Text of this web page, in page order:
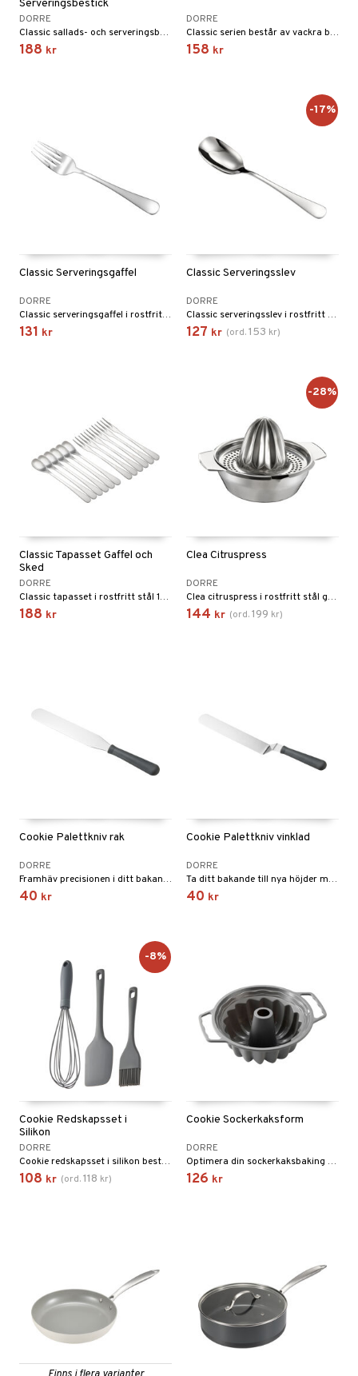
Serveringsbestick
DORRE
Classic sallads- och serveringsbestick i rostfritt stål ger en stabil och elegant känsla vid servering.
188 kr
DORRE
Classic serien består av vackra bestick med klassisk utformning och har allt för din bordsdukning.
158 kr
Classic Serveringsgaffel
DORRE
Classic serveringsgaffel i rostfritt stål 18/10 är framtagen för ren, balanserad servering.
131 kr
Classic Serveringsslev
DORRE
Classic serveringsslev i rostfritt stål 18/10 kombinerar hållbarhet med ren, modern form.
127 kr (ord.153 kr)
-17%
Classic Tapasset Gaffel och
Sked
DORRE
Classic tapasset i rostfritt stål 18/10 ger eleganta smågafflar och skedar på 12 cm för tapas, dessert och provsmakningar.
188 kr
Clea Citruspress
DORRE
Clea citruspress i rostfritt stål ger effektiv juiceutvinning från citron, lime och apelsin.
144 kr (ord.199 kr)
-28%
Cookie Palettkniv rak
DORRE
Framhäv precisionen i ditt bakande med vår palettkniv. Idealisk för smidig glasyr och skärning.
40 kr
Cookie Palettkniv vinklad
DORRE
Ta ditt bakande till nya höjder med vår vinklade palettkniv.
40 kr
Cookie Redskapsset i
Silikon
DORRE
Cookie redskapsset i silikon består av visp (39 cm), borste (20 cm) och slickepott (27 cm).
108 kr (ord.118 kr)
-8%
Cookie Sockerkaksform
DORRE
Optimera din sockerkaksbaking med vår silikonform, utrustad med förstärkta stålkanter för ultimat stabilitet.
126 kr